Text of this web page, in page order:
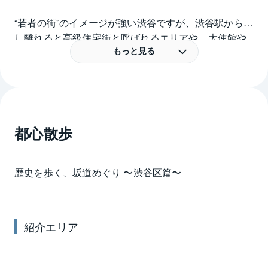
“若者の街”のイメージが強い渋谷ですが、渋谷駅から少
し離れると高級住宅街と呼ばれるエリアや、大使館や
外資系企業に勤務する外国人が多く住む地域など、閑
静な住宅街が広がっています。
茶として人気があったそうです。松涛界隈には“美術館
ルート”と呼ばれるコースがあり、レンガ敷きの歩道を
や伊万里焼のコレクションで有名な戸栗美術館に行く
渋谷は緑が多い地域でもあり、街路樹の美しい道や、
渋谷リバーストリート・宮下公園・美竹公園をはじめ
もっと見る
都心散歩
歴史を歩く、坂道めぐり 〜渋谷区篇〜
紹介エリア